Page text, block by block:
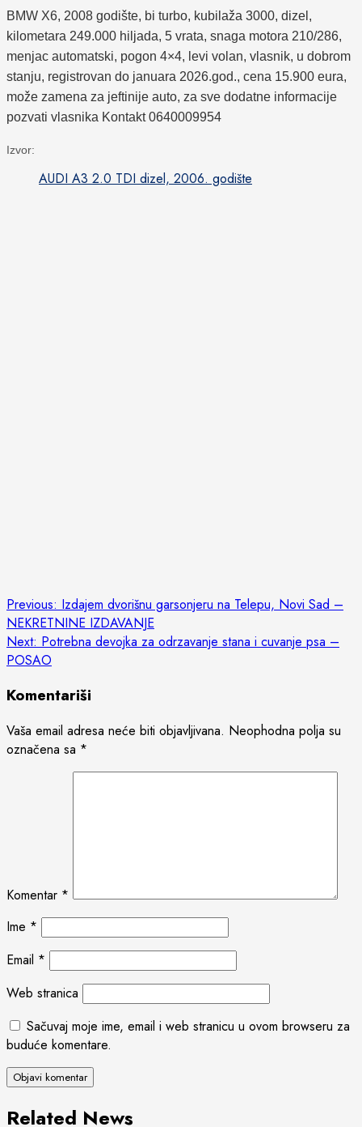
BMW X6, 2008 godište, bi turbo, kubilaža 3000, dizel,
kilometara 249.000 hiljada, 5 vrata, snaga motora 210/286,
menjac automatski, pogon 4×4, levi volan, vlasnik, u dobrom
stanju, registrovan do januara 2026.god., cena 15.900 eura,
može zamena za jeftinije auto, za sve dodatne informacije
pozvati vlasnika Kontakt 0640009954
Izvor:
AUDI A3 2.0 TDI dizel, 2006. godište
Post
navigation
Previous: Izdajem dvorišnu garsonjeru na Telepu, Novi Sad –
NEKRETNINE IZDAVANJE
Next: Potrebna devojka za odrzavanje stana i cuvanje psa –
POSAO
Komentariši
Vaša email adresa neće biti objavljivana. Neophodna polja su
označena sa *
Komentar *
Ime *
Email *
Web stranica
Sačuvaj moje ime, email i web stranicu u ovom browseru za
buduće komentare.
Related News